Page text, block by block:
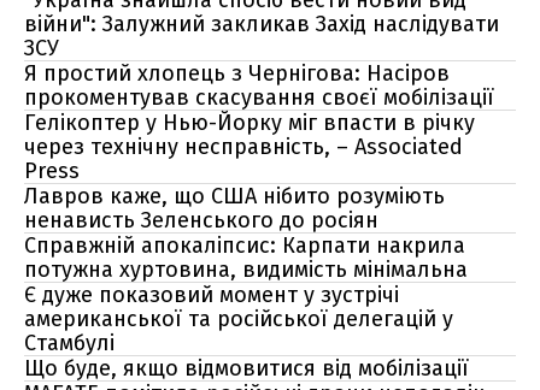
війни": Залужний закликав Захід наслідувати
ЗСУ
Я простий хлопець з Чернігова: Насіров
прокоментував скасування своєї мобілізації
Гелікоптер у Нью-Йорку міг впасти в річку
через технічну несправність, – Associated
Press
Лавров каже, що США нібито розуміють
ненависть Зеленського до росіян
Справжній апокаліпсис: Карпати накрила
потужна хуртовина, видимість мінімальна
Є дуже показовий момент у зустрічі
американської та російської делегацій у
Стамбулі
Що буде, якщо відмовитися від мобілізації